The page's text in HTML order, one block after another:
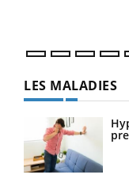
LES MALADIES